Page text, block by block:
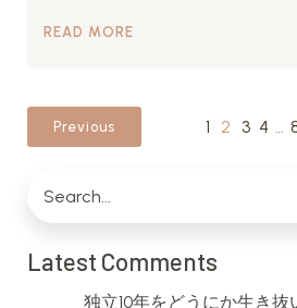
READ MORE
Previous 1 2 3 4
Latest Comments
独立10年をどうにか生き